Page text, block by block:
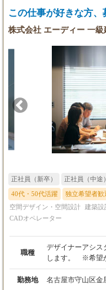
とゆうのは、とて
この仕事が好きな方、
株式会社 エーディー 一
正社員（新卒） 正社員（中途）
40代・50代活躍 独立希望者歓
空間デザイン・空間設計 建築設
CADオペレーター
職種
デザイナーアシス
します。 ※希望
勤務地 名古屋市守山区金